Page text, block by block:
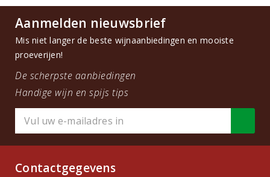
Aanmelden nieuwsbrief
Mis niet langer de beste wijnaanbiedingen en mooiste
proeverijen!
De scherpste aanbiedingen
Handige wijn en spijs tips
Contactgegevens